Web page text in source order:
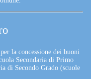
la concessione dei buoni
Secondaria di Primo
di Secondo Grado (scuole